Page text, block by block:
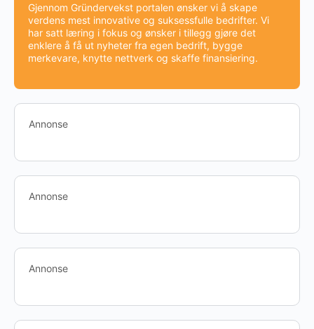
Gjennom Gründervekst portalen ønsker vi å skape
verdens mest innovative og suksessfulle bedrifter. Vi
har satt læring i fokus og ønsker i tillegg gjøre det
enklere å få ut nyheter fra egen bedrift, bygge
merkevare, knytte nettverk og skaffe finansiering.
Annonse
Annonse
Annonse